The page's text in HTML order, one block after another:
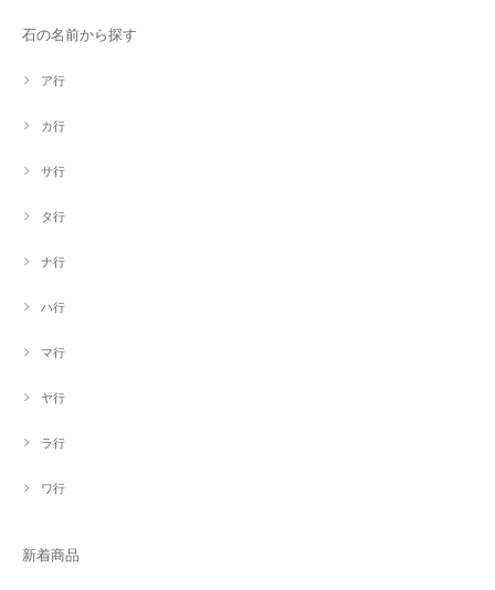
石の名前から探す
ア行
カ行
サ行
タ行
ナ行
ハ行
マ行
ヤ行
ラ行
ワ行
新着商品